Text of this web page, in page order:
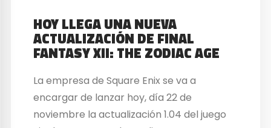
HOY LLEGA UNA NUEVA
ACTUALIZACIÓN DE FINAL
FANTASY XII: THE ZODIAC AGE
La empresa de Square Enix se va a
encargar de lanzar hoy, día 22 de
noviembre la actualización 1.04 del juego